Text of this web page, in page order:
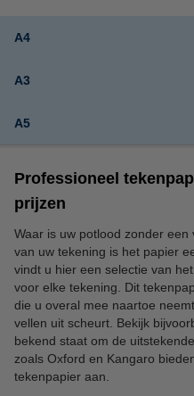
A4
A3
A5
Professioneel
prijzen
Waar is uw potlood zonder
van uw tekening is het papier
vindt u hier een selectie van
voor elke tekening. Dit
die u overal mee naartoe
vellen uit scheurt. Bekijk
bekend staat om de
zoals Oxford en Kangaro
tekenpapier aan.